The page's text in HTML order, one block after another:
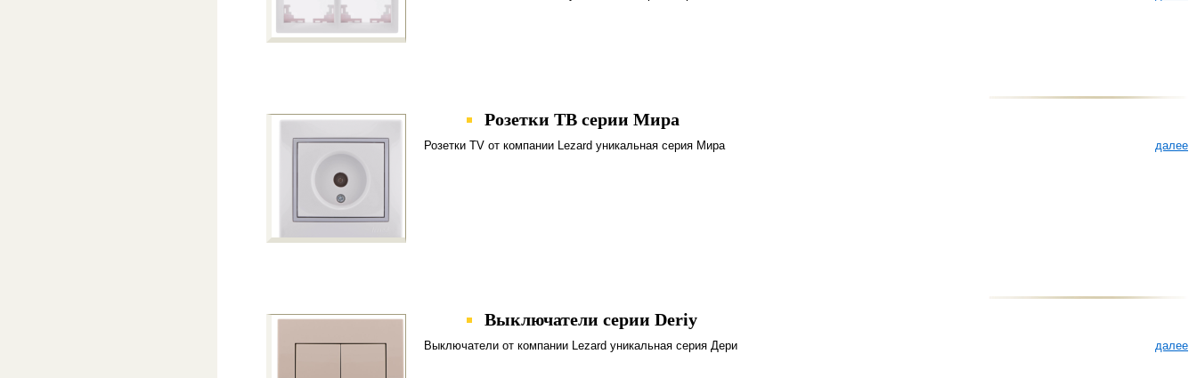
Розетки ТВ серии Мира
Розетки TV от компании Lezard уникальная серия Мира далее
Выключатели серии Deriy
Выключатели от компании Lezard уникальная серия Дери далее